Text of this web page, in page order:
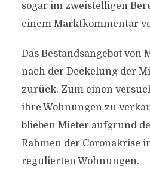
sogar im zweistelligen
einem Marktkommentar
Das Bestandsangebot von
nach der Deckelung der
zurück. Zum einen
ihre Wohnungen zu
blieben Mieter aufgrund
Rahmen der Coronakrise
regulierten Wohnungen.